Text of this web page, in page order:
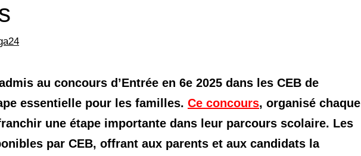
au concours d’Entrée en 6e 2025 dans les CEB de
essentielle pour les familles. Ce concours, organisé chaque
une étape importante dans leur parcours scolaire. Les
par CEB, offrant aux parents et aux candidats la